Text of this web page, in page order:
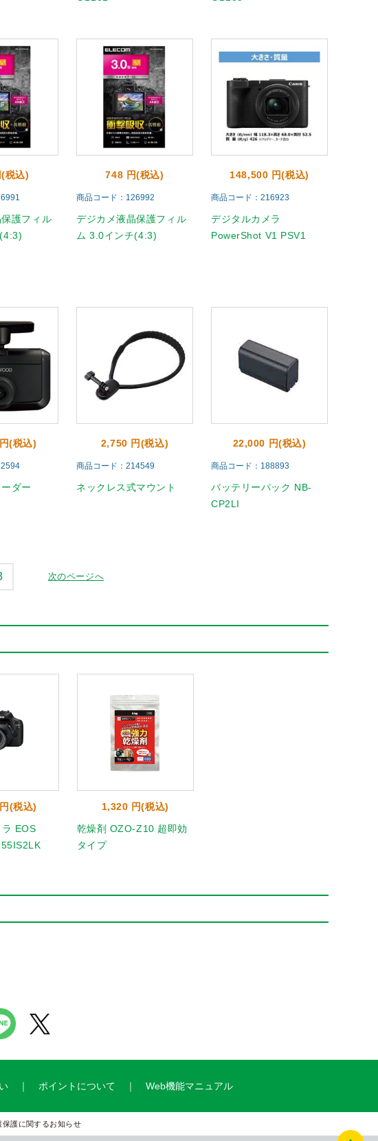
税込)
護フィル
748 円(税込)
商品コード：126992
デジカメ液晶保護フィル
ム 3.0インチ(4:3)
148,500 円(税込)
商品コード：216923
デジタルカメラ
PowerShot V1 PSV1
(税込)
ダー
2,750 円(税込)
商品コード：214549
ネックレス式マウント
22,000 円(税込)
商品コード：188893
バッテリーパック NB-
CP2LI
次のページへ
(税込)
EOS
1,320 円(税込)
乾燥剤 OZO-Z10 超即効
タイプ
ポイントについて Web機能マニュアル
保護に関するお知らせ